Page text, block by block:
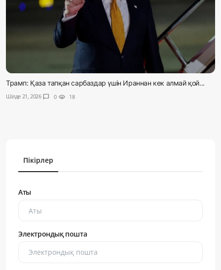
Трамп: Қаза тапқан сарбаздар үшін Ираннан кек алмай қой...
Шілде 21, 2026 chat_bubble 0 visibility 18
Пікірлер
Аты
Электрондық пошта